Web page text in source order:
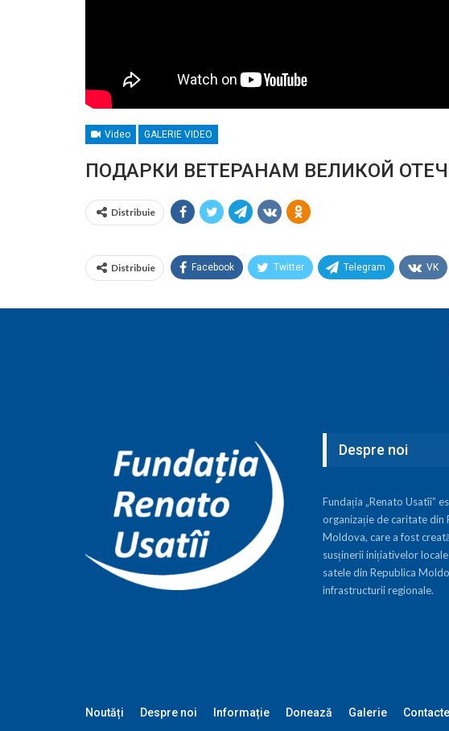
Video GALERIE VIDEO
ПОДАРКИ ВЕТЕРАНАМ ВЕЛИКОЙ
Distribuie
Distribuie Facebook Twitter Telegram VK
Despre noi
Fundația „Renato Usatîi”
organizație de caritate din
Moldova, care a fost
susținerii inițiativelor
satele din Republica
infrastructurii regionale.
Noutăți Despre noi Informație Donează Galerie Contacte